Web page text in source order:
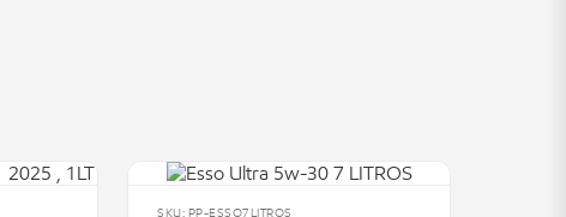
SKU: PP-ESSO7LITROS